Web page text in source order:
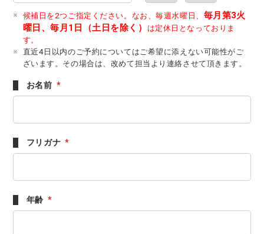
候補日を2つご指定ください。なお、毎週水曜日、 毎月第3火
曜日、毎月1日（土日を除く）
は定休日となっておりま
す。
直近4日以内のご予約についてはご希望に添えない可能性がご
ざいます。その場合は、改めて担当より連絡させて頂きます。
お名前 *
フリガナ *
年齢 *